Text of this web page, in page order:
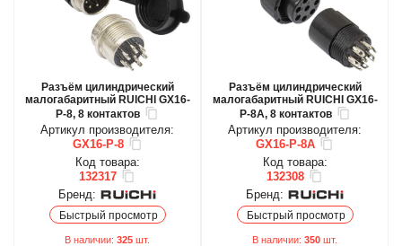
Разъём цилиндрический
малогабаритный RUICHI GX16-
P-8, 8 контактов
Артикул производителя:
GX16-P-8
Код товара:
132317
Бренд:
Быстрый просмотр
В наличии: 325 шт.
Разъём цилиндрический
малогабаритный RUICHI GX16-
P-8A, 8 контактов
Артикул производителя:
GX16-P-8A
Код товара:
132308
Бренд:
Быстрый просмотр
В наличии: 350 шт.